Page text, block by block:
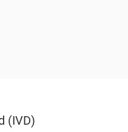
(IVD)